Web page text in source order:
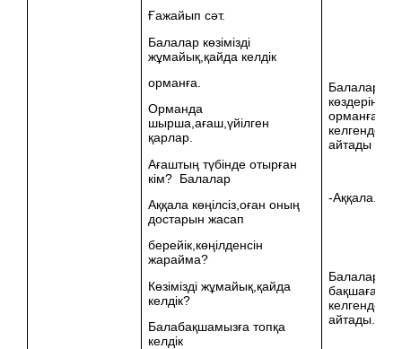
Ғажайып сәт.
Балалар көзімізді
жұмайық,қайда келдік
орманға.
Орманда
шырша,ағаш,үйілген
қарлар.
Ағаштың түбінде отырған
кім? Балалар
Аққала көңілсіз,оған оның
достарын жасап
берейік,көңілденсін
жарайма?
Көзімізді жұмайық,қайда
келдік?
Балабақшамызға топқа
келдік
Балалар
көздерін
орманға
келгендерін
айтады
-Аққала.
Балалар
бақшаға
келгендерін
айтады.